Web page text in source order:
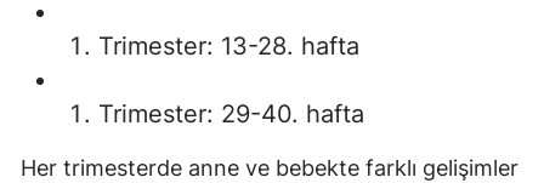
Trimester: 13-28. hafta
Trimester: 29-40. hafta
Her trimesterde anne ve bebekte farklı gelişimler